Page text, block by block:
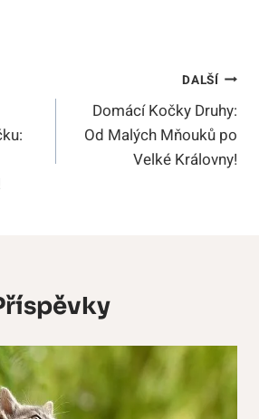
DALŠÍ
Domácí Kočky Druhy:
Od Malých Mňouků po
Velké Královny!